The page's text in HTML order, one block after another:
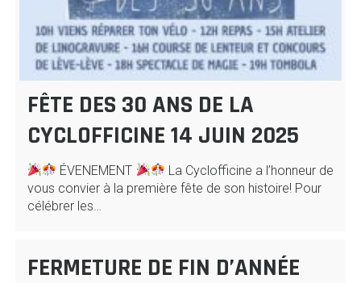
FÊTE DES 30 ANS DE LA
CYCLOFFICINE 14 JUIN 2025
ÉVENEMENT
La Cyclofficine a l’honneur de
vous convier à la première fête de son histoire! Pour
célébrer les…
FERMETURE DE FIN D’ANNÉE